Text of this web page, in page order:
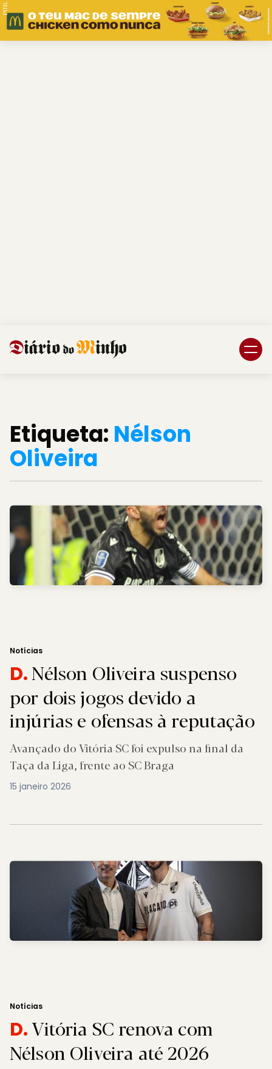
PUB.
Etiqueta: Nélson
Oliveira
Notícias
D.Nélson Oliveira suspenso
por dois jogos devido a
injúrias e ofensas à reputação
Avançado do Vitória SC foi expulso na final da
Taça da Liga, frente ao SC Braga
15 janeiro 2026
Notícias
D.Vitória SC renova com
Nélson Oliveira até 2026